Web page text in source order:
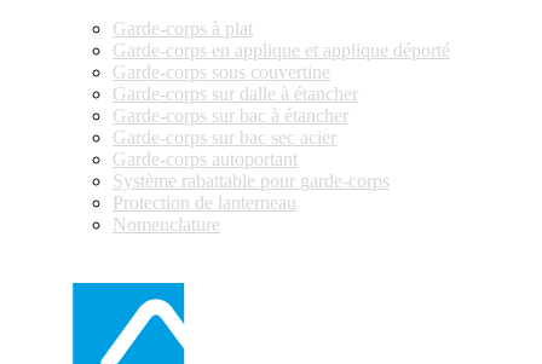
Garde-corps à plat
Garde-corps en applique et applique déporté
Garde-corps sous couvertine
Garde-corps sur dalle à étancher
Garde-corps sur bac à étancher
Garde-corps sur bac sec acier
Garde-corps autoportant
Système rabattable pour garde-corps
Protection de lanterneau
Nomenclature